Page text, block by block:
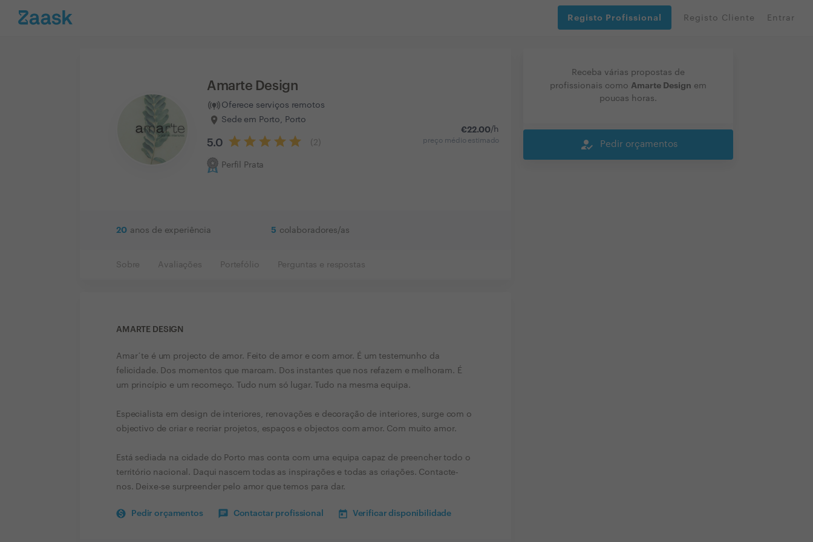
Registo Profissional Registo Cliente Entrar
Amarte Design
Oferece serviços remotos
Sede em Porto, Porto
5.0 ( 2
Perfil Prata
€22.00/h
preço médio estimado
20 anos de experiência 5 colaboradores/as
Sobre Avaliações Portefólio Perguntas e respostas
AMARTE DESIGN
Amar´te é um projecto de amor. Feito de amor e com amor. É um testemunho da
felicidade. Dos momentos que marcam. Dos instantes que nos refazem e melhoram. É
um princípio e um recomeço. Tudo num só lugar. Tudo na mesma equipa.
Especialista em design de interiores, renovações e decoração de interiores, surge com o
objectivo de criar e recriar projetos, espaços e objectos com amor. Com muito amor.
Está sediada na cidade do Porto mas conta com uma equipa capaz de preencher todo o
território nacional. Daqui nascem todas as inspirações e todas as criações. ​Contacte-
nos. Deixe-se surpreender pelo amor que temos para dar.
Pedir orçamentos Contactar profissional Verificar disponibilidade
Receba várias propostas de
profissionais como Amarte Design em
poucas horas.
how_to_reg Pedir orçamentos